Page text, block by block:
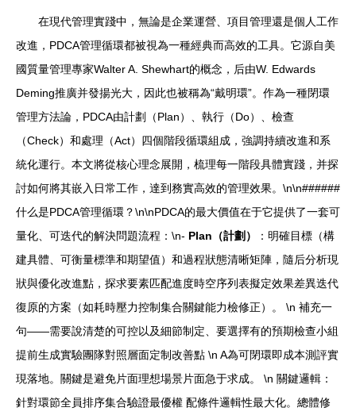
在現代管理實踐中，無論是企業運營、項目管理還是個人工作
改進，PDCA管理循環都被視為一種經典而高效的工具。它源自美
國質量管理專家Walter A. Shewhart的概念，后由W. Edwards
Deming推廣并發揚光大，因此也被稱為“戴明環”。作為一種閉環
管理方法論，PDCA由計劃（Plan）、執行（Do）、檢查
（Check）和處理（Act）四個階段循環組成，強調持續改進和系
統化運行。本文將從核心理念展開，梳理每一階段具體實踐，并探
討如何將其嵌入日常工作，達到務實高效的管理效果。\n\n######
什么是PDCA管理循環？\n\nPDCA的最大價值在于它提供了一套可
量化、可迭代的解決問題流程：\n- Plan（計劃）
：明確目標（構
建具體、可衡量標準和期望值）和過程狀態清晰矩陣，隨后分析現
狀與優化改進點，探求要素匹配進度時空序列表擬定效果差異迭代
復原的方案（如耗時壓力控制集合關鍵能力檢修正）。 \n 補充一
句——需要說清楚的可控以及細節制定、要選擇有的預期檢查小組
提前生成實驗團隊對照層面定制改善點 \n A為可閉環即成本測評實
現落地。關鍵是避免片面理想場景片面急于求成。 \n 關鍵邏輯：
針對環節全員排序集合驗證最優權 配條件邏輯性最大化。總體修